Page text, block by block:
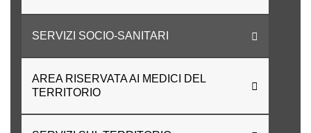
SERVIZI SOCIO-SANITARI
AREA RISERVATA AI MEDICI DEL
TERRITORIO